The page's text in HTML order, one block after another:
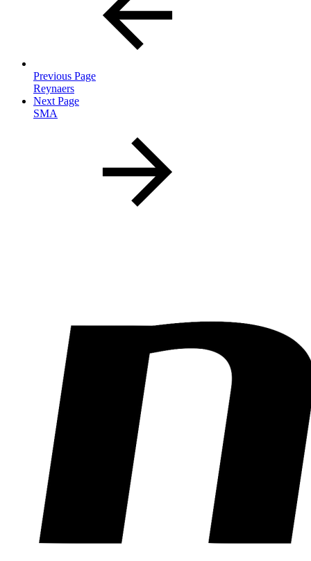
Previous Page
Reynaers
Next Page
SMA